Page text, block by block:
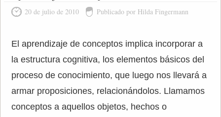
20 de julio de 2010 Publicado por Hilda Fingermann
El aprendizaje de conceptos implica incorporar a
la estructura cognitiva, los elementos básicos del
proceso de conocimiento, que luego nos llevará a
armar proposiciones, relacionándolos. Llamamos
conceptos a aquellos objetos, hechos o